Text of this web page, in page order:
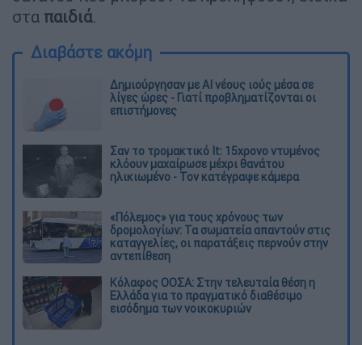
στα παιδιά.
Διαβάστε ακόμη
Δημιούργησαν με AI νέους ιούς μέσα σε
λίγες ώρες - Γιατί προβληματίζονται οι
επιστήμονες
Σαν το τρομακτικό It: 15χρονο ντυμένος
κλόουν μαχαίρωσε μέχρι θανάτου
ηλικιωμένο - Τον κατέγραψε κάμερα
«Πόλεμος» για τους χρόνους των
δρομολογίων: Τα σωματεία απαντούν στις
καταγγελίες, οι παρατάξεις περνούν στην
αντεπίθεση
Κόλαφος ΟΟΣΑ: Στην τελευταία θέση η
Ελλάδα για το πραγματικό διαθέσιμο
εισόδημα των νοικοκυριών